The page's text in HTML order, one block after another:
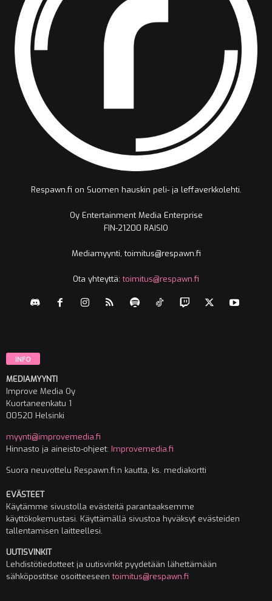
Respawn.fi on Suomen hauskin peli- ja leffaverkkolehti.
Oy Entertainment Media Enterprise
FIN-21200 RAISIO
Mediamyynti, toimitus@respawn.fi
Ota yhteyttä:toimitus@respawn.fi
INFO
MEDIAMYYNTI
Improve Media Oy
Kuortaneenkatu 1
00520 Helsinki
myynti@improvemedia.fi
Hinnasto ja aineisto-ohjeet: Improvemedia.fi
Suora neuvottelu Respawn.fi:n kautta, ks. mediakortti
EVÄSTEET
Käytämme sivustolla evästeitä parantaaksemme
käyttökokemustasi. Käyttämällä sivustoa hyväksyt evästeiden
tallentamisen laitteellesi.
UUTISVINKIT
Lehdistötiedotteet ja uutisvinkit pyydetään lähettämään
sähköpostitse osoitteeseentoimitus@respawn.fi